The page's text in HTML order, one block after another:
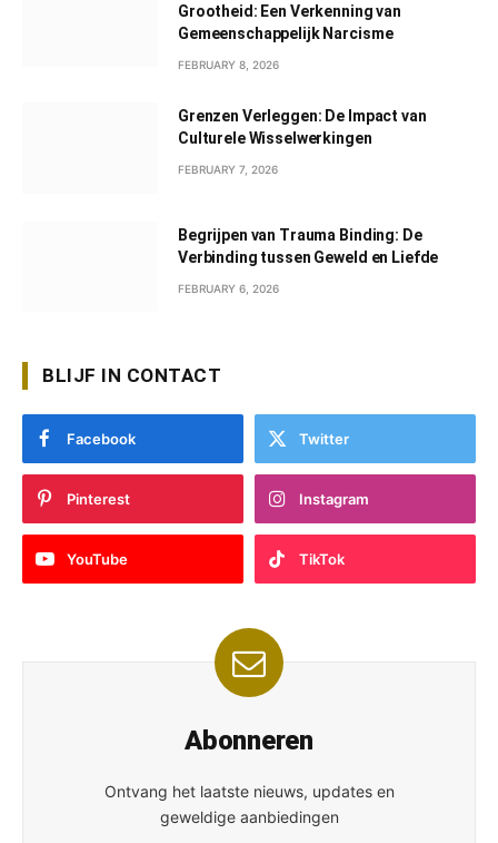
Grootheid: Een Verkenning van
Gemeenschappelijk Narcisme
FEBRUARY 8, 2026
Grenzen Verleggen: De Impact van
Culturele Wisselwerkingen
FEBRUARY 7, 2026
Begrijpen van Trauma Binding: De
Verbinding tussen Geweld en Liefde
FEBRUARY 6, 2026
BLIJF IN CONTACT
Facebook Twitter
Pinterest Instagram
YouTube TikTok
Abonneren
Ontvang het laatste nieuws, updates en
geweldige aanbiedingen